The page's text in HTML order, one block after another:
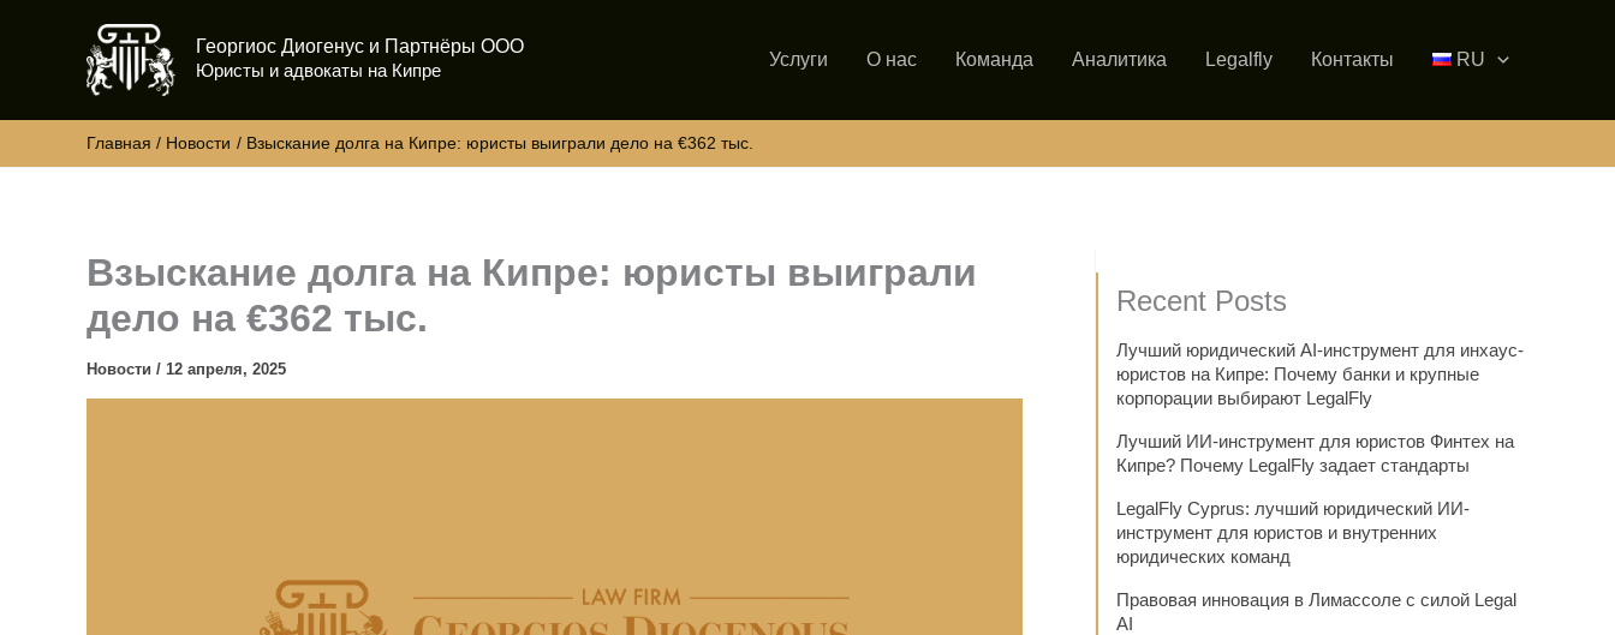
содержимому
Георгиос Диогенус и Партнёры ООО
Юристы и адвокаты на Кипре
Услуги О нас Команда Аналитика Legalfly Контакты RU
Главная Новости Взыскание долга на Кипре: юристы выиграли дело на €362 тыс.
Взыскание долга на Кипре: юристы выиграли
дело на €362 тыс.
Новости / 12 апреля, 2025
Recent Posts
Лучший юридический AI-инструмент для инхаус-
юристов на Кипре: Почему банки и крупные
корпорации выбирают LegalFly
Лучший ИИ-инструмент для юристов Финтех на
Кипре? Почему LegalFly задает стандарты
LegalFly Cyprus: лучший юридический ИИ-
инструмент для юристов и внутренних
юридических команд
Правовая инновация в Лимассоле с силой Legal
AI